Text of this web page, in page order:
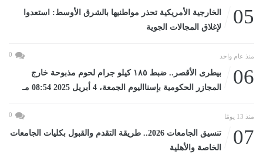
05
الخارجية الأمريكية تحذر مواطنيها بالشرق الأوسط: استعدوا
لإغلاق المجالات الجوية
منذ عام واحد 0
06
بيطرى الأقصر.. ضبط ١٨٥ كيلو جرام لحوم مذبوحة خارج
المجازر الحكومية بإسنااليوم الجمعة، 4 أبريل 2025 08:54 مـ
منذ 13 يومًا 0
07
تنسيق الجامعات 2026.. طريقة التقدم والقبول بكليات الجامعات
الخاصة والأهلية